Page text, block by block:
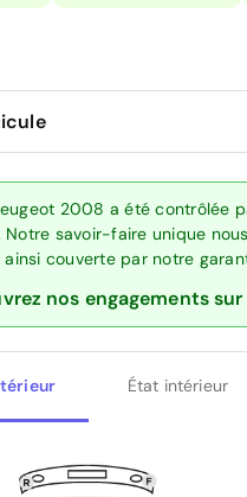
2008 a été contrôlée
Notre savoir-faire unique
couverte par notre
nos engagements
État intérieur